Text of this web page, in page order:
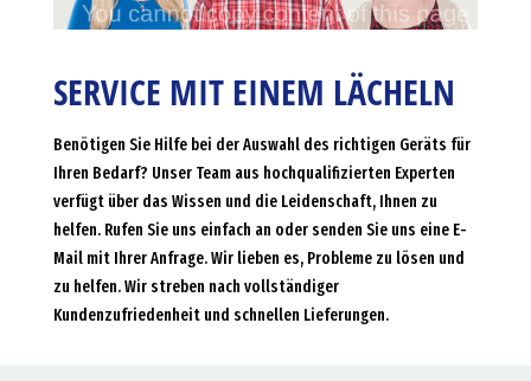
SERVICE MIT EINEM LÄCHELN
Benötigen Sie Hilfe bei der Auswahl des richtigen Geräts für
Ihren Bedarf? Unser Team aus hochqualifizierten Experten
verfügt über das Wissen und die Leidenschaft, Ihnen zu
helfen. Rufen Sie uns einfach an oder senden Sie uns eine E-
Mail mit Ihrer Anfrage. Wir lieben es, Probleme zu lösen und
zu helfen. Wir streben nach vollständiger
Kundenzufriedenheit und schnellen Lieferungen.